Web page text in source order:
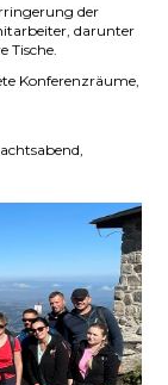
der
darunter
Tische.
Konferenzräume,